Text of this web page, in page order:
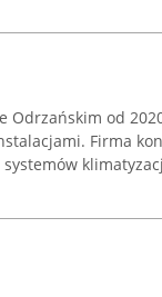
Odrzańskim od
Firma